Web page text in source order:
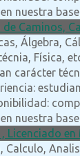
nuestra
de Caminos,
Álgebra,
Física,
carácter
nuestra
, Licenciado
Calculo,